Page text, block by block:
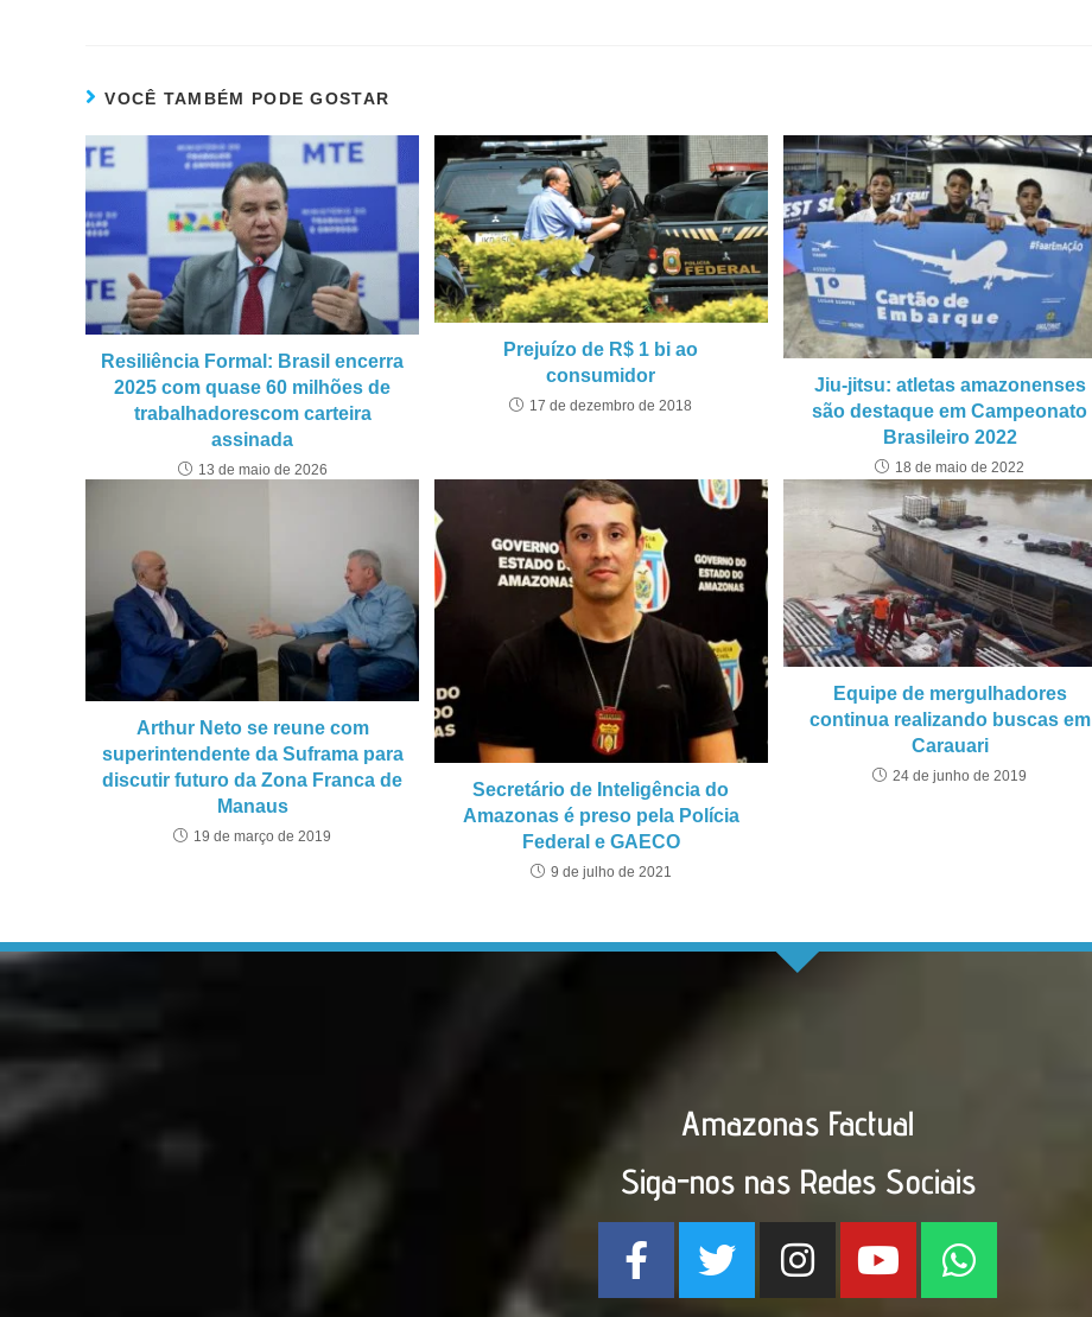
VOCÊ TAMBÉM PODE GOSTAR
Resiliência Formal: Brasil encerra
2025 com quase 60 milhões de
trabalhadorescom carteira
assinada
13 de maio de 2026
Prejuízo de R$ 1 bi ao
consumidor
17 de dezembro de 2018
Jiu-jitsu: atletas amazonenses
são destaque em Campeonato
Brasileiro 2022
18 de maio de 2022
Arthur Neto se reune com
superintendente da Suframa para
discutir futuro da Zona Franca de
Manaus
19 de março de 2019
Secretário de Inteligência do
Amazonas é preso pela Polícia
Federal e GAECO
9 de julho de 2021
Equipe de mergulhadores
continua realizando buscas em
Carauari
24 de junho de 2019
Amazonas Factual
Siga-nos nas Redes Sociais